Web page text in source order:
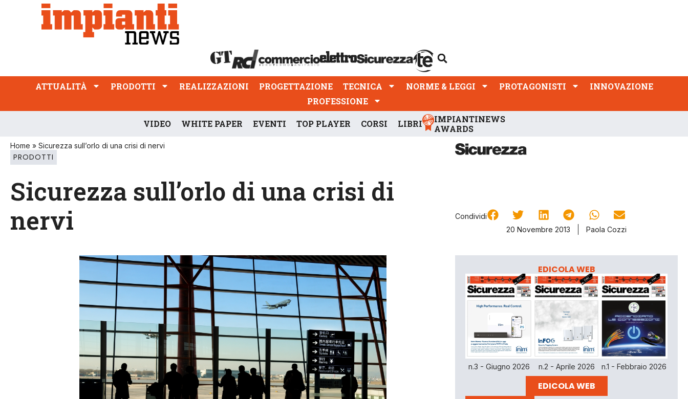
ATTUALITÀ PRODOTTI REALIZZAZIONI
PROFESSIONE
ATTUALITÀ PRODOTTI REALIZZAZIONI PROGETTAZIONE TECNICA NORME & LEGGI PROTAGONISTI
INNOVAZIONE
PROFESSIONE
VIDEO WHITE PAPER EVENTI TOP PLAYER CORSI LIBRI
IMPIANTINEWS
AWARDS
Home » Sicurezza sull’orlo di una crisi di nervi
PRODOTTI
Sicurezza sull’orlo di una crisi di
nervi
Condividi
20 Novembre 2013
Paola Cozzi
EDICOLA WEB
n.3 - Giugno 2026 n.2 - Aprile 2026 n.1 - Febbraio 2026
EDICOLA WEB